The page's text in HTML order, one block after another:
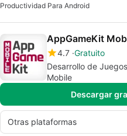
Productividad Para Android
AppGameKit
4.7 Gratuito
Desarrollo de
Mobile
Descargar
Otras plataformas